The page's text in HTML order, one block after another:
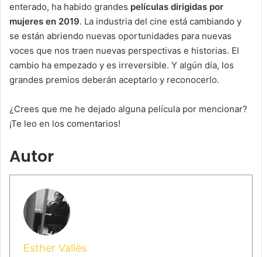
enterado, ha habido grandes películas dirigidas por
mujeres en 2019. La industria del cine está cambiando y
se están abriendo nuevas oportunidades para nuevas
voces que nos traen nuevas perspectivas e historias. El
cambio ha empezado y es irreversible. Y algún día, los
grandes premios deberán aceptarlo y reconocerlo.
¿Crees que me he dejado alguna película por mencionar?
¡Te leo en los comentarios!
Autor
Esther Vallès